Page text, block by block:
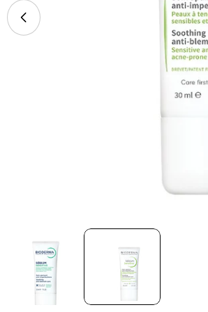
multimédia 1 em modal